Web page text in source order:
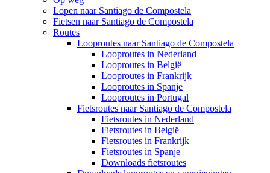
Lopen naar Santiago de Compostela
Fietsen naar Santiago de Compostela
Routes
Looproutes naar Santiago de Compostela
Looproutes in Nederland
Looproutes in België
Looproutes in Frankrijk
Looproutes in Spanje
Looproutes in Portugal
Fietsroutes naar Santiago de Compostela
Fietsroutes in Nederland
Fietsroutes in België
Fietsroutes in Frankrijk
Fietsroutes in Spanje
Downloads fietsroutes